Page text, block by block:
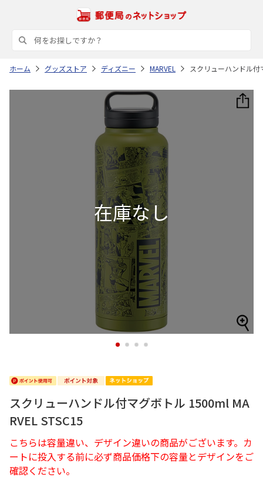
ホーム グッズストア ディズニー MARVEL スクリューハンドル付
1 2 3 4
スクリューハンドル付マグボトル 1500ml MA
RVEL STSC15
こちらは容量違い、デザイン違いの商品がございます。カ
ートに投入する前に必ず商品価格下の容量とデザインをご
確認ください。